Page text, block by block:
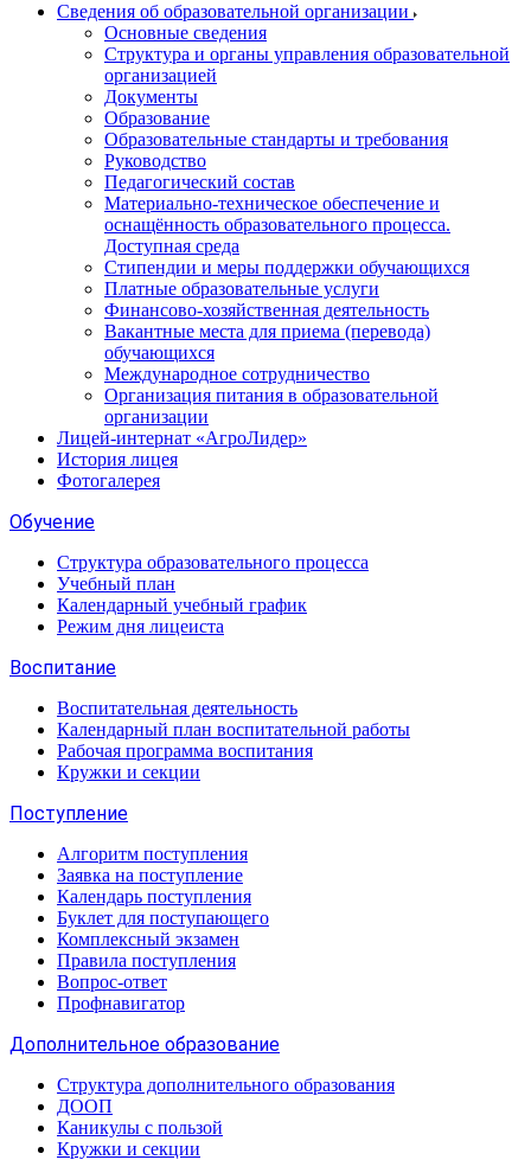
Сведения об образовательной организации
Основные сведения
Структура и органы управления образовательной
организацией
Документы
Образование
Образовательные стандарты и требования
Руководство
Педагогический состав
Материально-техническое обеспечение и
оснащённость образовательного процесса.
Доступная среда
Стипендии и меры поддержки обучающихся
Платные образовательные услуги
Финансово-хозяйственная деятельность
Вакантные места для приема (перевода)
обучающихся
Международное сотрудничество
Организация питания в образовательной
организации
Лицей-интернат «АгроЛидер»
История лицея
Фотогалерея
Обучение
Структура образовательного процесса
Учебный план
Календарный учебный график
Режим дня лицеиста
Воспитание
Воспитательная деятельность
Календарный план воспитательной работы
Рабочая программа воспитания
Кружки и секции
Поступление
Алгоритм поступления
Заявка на поступление
Календарь поступления
Буклет для поступающего
Комплексный экзамен
Правила поступления
Вопрос-ответ
Профнавигатор
Дополнительное образование
Структура дополнительного образования
ДООП
Каникулы с пользой
Кружки и секции